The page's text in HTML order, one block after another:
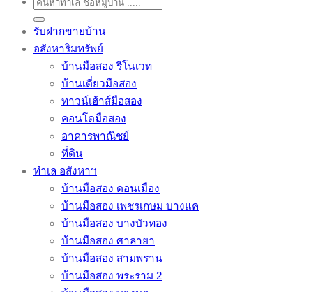
ค้นหา:
รับฝากขายบ้าน
อสังหาริมทรัพย์
บ้านมือสอง รีโนเวท
บ้านเดี่ยวมือสอง
ทาวน์เฮ้าส์มือสอง
คอนโดมือสอง
อาคารพาณิชย์
ที่ดิน
ทำเล อสังหาฯ
บ้านมือสอง ดอนเมือง
บ้านมือสอง เพชรเกษม บางแค
บ้านมือสอง บางบัวทอง
บ้านมือสอง ศาลายา
บ้านมือสอง สามพราน
บ้านมือสอง พระราม 2